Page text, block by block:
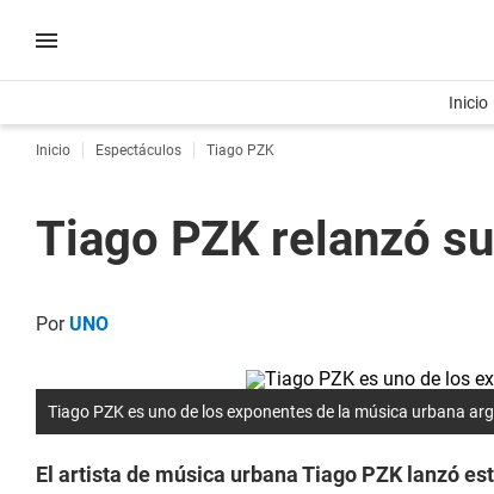
Inicio
Inicio Espectáculos Tiago PZK
Tiago PZK relanzó
PorUNO
Tiago PZK es uno de los exponentes de la música urbana
El artista de música urbana Tiago PZK lanzó